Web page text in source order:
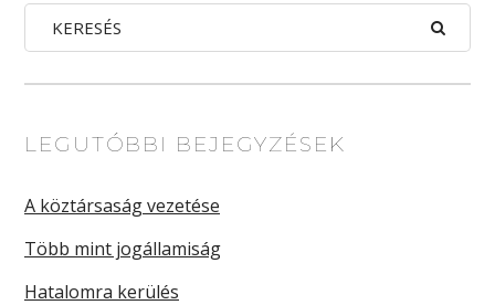
LEGUTÓBBI BEJEGYZÉSEK
A köztársaság vezetése
Több mint jogállamiság
Hatalomra kerülés